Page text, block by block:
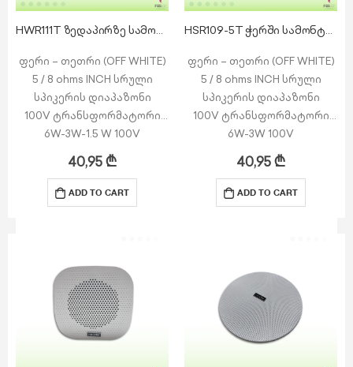
HWR111T ზედაპირზე სამონტაჟო დინამიკი
ფერი – თეთრი (OFF WHITE)
5 / 8 ohms INCH სრული
სპიკერის დიაპაზონი
100V ტრანსფორმატორი
6W-3W-1.5 W 100V
მაქსიმალური სიმძლავრე:
6W
დიაპაზონი: 6W-1.5 W
სიხშირე (±3dB): 150-15KHz
40,95₾
ADD TO CART
HSR109-5T ჭერში სამონტაჟო დინამიკი
ფერი – თეთრი (OFF WHITE)
5 / 8 ohms INCH სრული
სპიკერის დიაპაზონი
100V ტრანსფორმატორი
6W-3W 100V
მაქსიმალური სიმძლავრე:
6W
დიაპაზონი: 6W-3W
სიხშირე (±3dB): 90-16kHz
40,95₾
ADD TO CART